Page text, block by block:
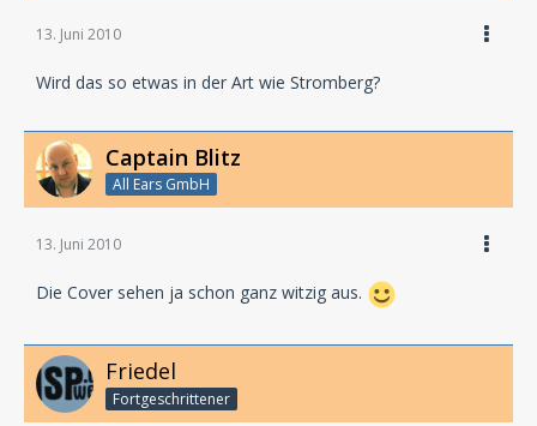
13. Juni 2010
Wird das so etwas in der Art wie Stromberg?
Captain Blitz
All Ears GmbH
13. Juni 2010
Die Cover sehen ja schon ganz witzig aus.
Friedel
Fortgeschrittener